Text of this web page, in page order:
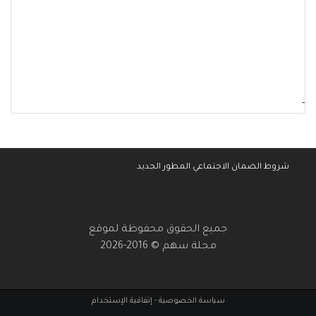
-
شروط الضمان الاجتماعي المطور الجديد
جميع الحقوق محفوظة لموقع
مجلة سهم © 2016-2026
سياسة الخصوصية - إتفاقية الإستخدام